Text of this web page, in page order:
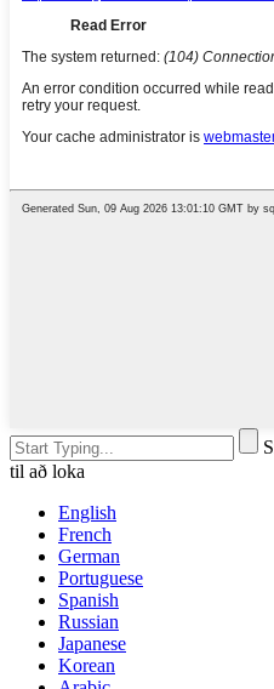
til að loka
English
French
German
Portuguese
Spanish
Russian
Japanese
Korean